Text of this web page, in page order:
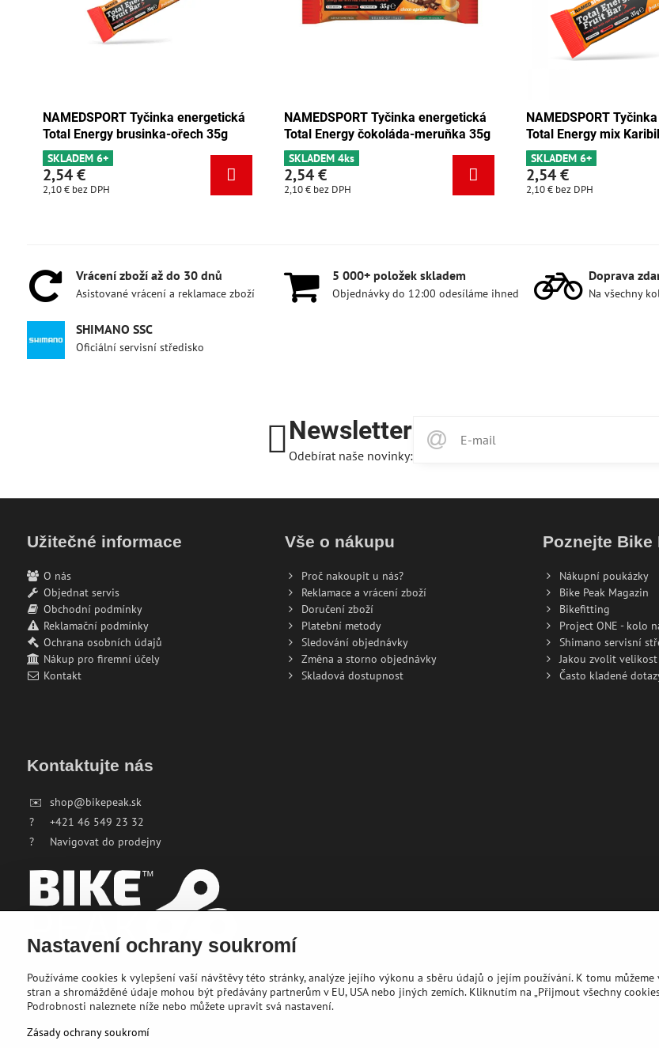
NAMEDSPORT Tyčinka energetická
Total Energy čokoláda-meruňka 35g
SKLADEM 4ks
2,10 €
NAMEDSPORT Tyčinka energetická
Total Energy mix Karibik 35g
SKLADEM 6+
2,10 €
Total Energy
SKLADEM 5ks
2,10 €
Vrácení zboží až do 30 dnů
Asistované vrácení a reklamace zboží
5 000+ položek skladem
Objednávky do 12:00 odesíláme ihned
Doprava
Na všechny
SHIMANO SSC
Oficiální servisní středisko
Newsletter
Odebírat naše novinky:
Užitečné informace
O nás
Objednat servis
Obchodní podmínky
Reklamační podmínky
Ochrana osobních údajů
Nákup pro firemní účely
Kontakt
Vše o nákupu
Proč nakoupit u nás?
Reklamace a vrácení zboží
Doručení zboží
Platební metody
Sledování objednávky
Změna a storno objednávky
Skladová dostupnost
Poznejte
Nákupní poukázky
Bike Peak Magazin
Bikefitting
Project ONE - kolo
Shimano servisní
Jakou zvolit
Často kladené
Kontaktujte nás
✉️
shop@bikepeak.sk
?
+421 46 549 23 32
?
Navigovat do prodejny
Nastavení ochrany soukromí
Používáme cookies k vylepšení vaší návštěvy této stránky, analýze jejího výkonu a sběru údajů o jejím používání. K tomu
stran a shromážděné údaje mohou být předávány partnerům v EU, USA nebo jiných zemích. Kliknutím na „Přijmout všechny
Podrobnosti naleznete níže nebo můžete upravit svá nastavení.
Zásady ochrany soukromí